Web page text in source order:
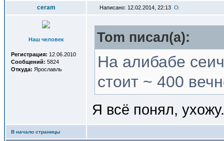
ceram Написано: 12.02.2014, 22:13
Наш человек
Регистрация: 12.06.2010
Сообщений: 5824
Откуда: Ярославль
Tom писал(a):
На алибабе
стоит ~ 400
Я всё понял,
В начало страницы